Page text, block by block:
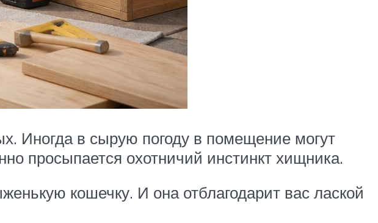
Иногда в сырую погоду в помещение могут
просыпается охотничий инстинкт хищника.
кошечку. И она отблагодарит вас лаской